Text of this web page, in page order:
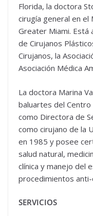
Florida, la doctora
cirugía general en el
Greater Miami. Está
de Cirujanos
Cirujanos, la
Asociación Médica
La doctora Marina
baluartes del
como Directora de
como cirujano de la
en 1985 y posee
salud natural,
clínica y manejo del
procedimientos
SERVICIOS